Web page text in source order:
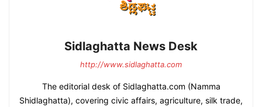
Sidlaghatta News Desk
http://www.sidlaghatta.com
The editorial desk of Sidlaghatta.com (Namma
Shidlaghatta), covering civic affairs, agriculture, silk trade,